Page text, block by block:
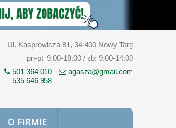
Ul. Kasprowicza 81, 34-400 Nowy Targ
pn-pt: 9.00-18.00 / sb: 9.00-14.00
501 364 010
535 646 958
agasza@gmail.com
O FIRMIE